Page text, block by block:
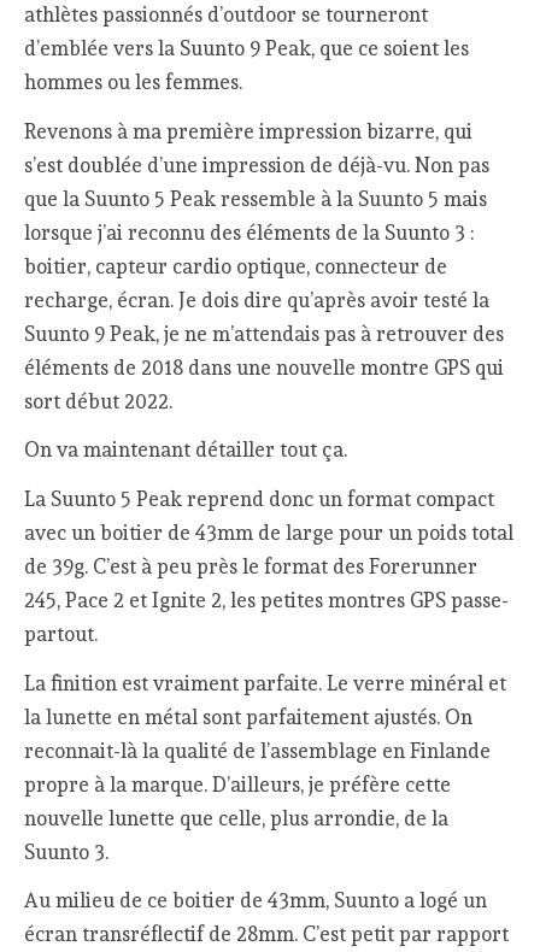
athlètes passionnés d’outdoor se tourneront
d’emblée vers la Suunto 9 Peak, que ce soient les
hommes ou les femmes.
Revenons à ma première impression bizarre, qui
s’est doublée d’une impression de déjà-vu. Non pas
que la Suunto 5 Peak ressemble à la Suunto 5 mais
lorsque j’ai reconnu des éléments de la Suunto 3 :
boitier, capteur cardio optique, connecteur de
recharge, écran. Je dois dire qu’après avoir testé la
Suunto 9 Peak, je ne m’attendais pas à retrouver des
éléments de 2018 dans une nouvelle montre GPS qui
sort début 2022.
On va maintenant détailler tout ça.
La Suunto 5 Peak reprend donc un format compact
avec un boitier de 43mm de large pour un poids total
de 39g. C’est à peu près le format des Forerunner
245, Pace 2 et Ignite 2, les petites montres GPS passe-
partout.
La finition est vraiment parfaite. Le verre minéral et
la lunette en métal sont parfaitement ajustés. On
reconnait-là la qualité de l’assemblage en Finlande
propre à la marque. D’ailleurs, je préfère cette
nouvelle lunette que celle, plus arrondie, de la
Suunto 3.
Au milieu de ce boitier de 43mm, Suunto a logé un
écran transréflectif de 28mm. C’est petit par rapport